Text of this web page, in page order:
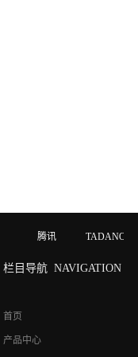
腾讯 TADANO
栏目导航 NAVIGATION
首页
产品中心